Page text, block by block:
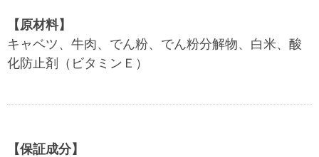
【原材料】
キャベツ、牛肉、でん粉、でん粉分解物、白米、酸
化防止剤（ビタミンＥ）
【保証成分】